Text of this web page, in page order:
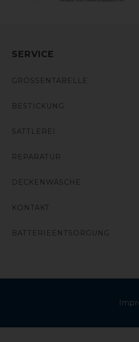
SERVICE
GRÖSSENTABELLE
BESTICKUNG
SATTLEREI
REPARATUR
DECKENWÄSCHE
KONTAKT
BATTERIEENTSORGUNG